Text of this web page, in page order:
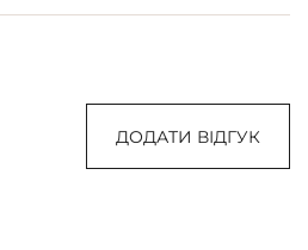
ДОДАТИ ВІДГУК